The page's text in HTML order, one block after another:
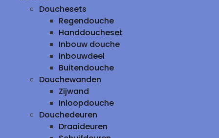
Douchesets
Regendouche
Handdoucheset
Inbouw douche
inbouwdeel
Buitendouche
Douchewanden
Zijwand
Inloopdouche
Douchedeuren
Draaideuren